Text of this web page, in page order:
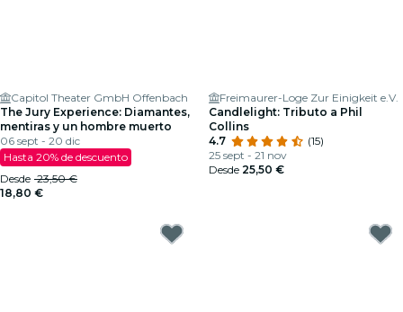
Capitol Theater GmbH Offenbach
The Jury Experience: Diamantes,
mentiras y un hombre muerto
06 sept - 20 dic
Hasta 20% de descuento
Desde 23,50 €
18,80 €
Freimaurer-Loge Zur Einigkeit e.V.
Candlelight: Tributo a Phil
Collins
4.7
(15)
25 sept - 21 nov
Desde 25,50 €